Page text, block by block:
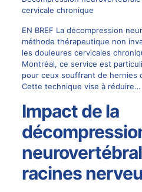
cervicale chronique
EN BREF La décompression
méthode thérapeutique non
les douleures cervicales
Montréal, ce service est
pour ceux souffrant de hernies
Cette technique vise à réduire…
Impact de la
racines